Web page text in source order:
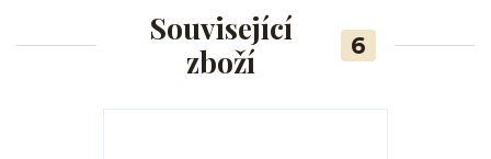
Související
zboží
6